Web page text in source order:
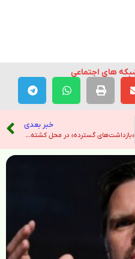
های اجتماعی
خبر بعدی
«بازداشت‌های گسترده» در محل کشته شدن اسماعیل هنیه در تهران – رادیو فردا